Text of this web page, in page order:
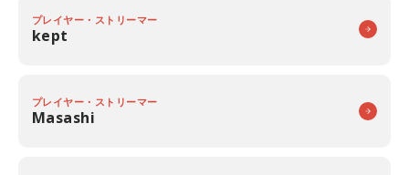
プレイヤー・ストリーマー
kept
プレイヤー・ストリーマー
Masashi